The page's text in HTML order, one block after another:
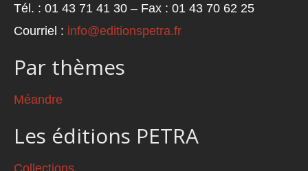
Tél. : 01 43 71 41 30 – Fax : 01 43 70 62 25
Courriel : info@editionspetra.fr
Par thèmes
Méandre
Les éditions PETRA
Collections